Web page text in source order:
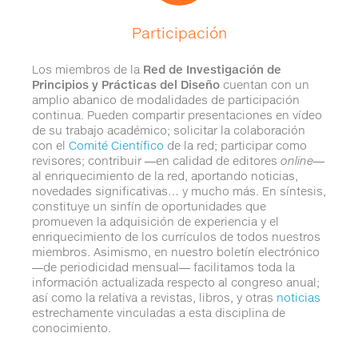
Participación
Los miembros de la Red de Investigación de
Principios y Prácticas del Diseño cuentan con un
amplio abanico de modalidades de participación
continua. Pueden compartir presentaciones en vídeo
de su trabajo académico; solicitar la colaboración
con el Comité Científico de la red; participar como
revisores; contribuir ―en calidad de editores online―
al enriquecimiento de la red, aportando noticias,
novedades significativas… y mucho más. En síntesis,
constituye un sinfín de oportunidades que
promueven la adquisición de experiencia y el
enriquecimiento de los currículos de todos nuestros
miembros. Asimismo, en nuestro boletín electrónico
―de periodicidad mensual― facilitamos toda la
información actualizada respecto al congreso anual;
así como la relativa a revistas, libros, y otras noticias
estrechamente vinculadas a esta disciplina de
conocimiento.